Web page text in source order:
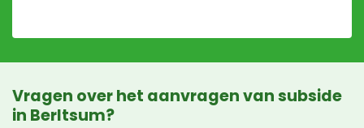
Vragen over het aanvragen van subside
in Berltsum?